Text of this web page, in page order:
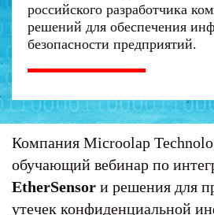
российского разработчика
решений для обеспечения
безопасности предприятий.
Компания Microolap
обучающий вебинар по
EtherSensor и решения для
утечек конфиденциальной